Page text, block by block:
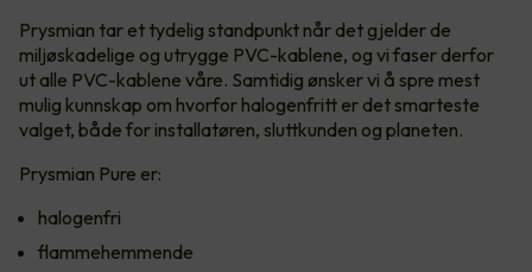
Prysmian tar et tydelig standpunkt når det gjelder de
miljøskadelige og utrygge PVC-kablene, og vi faser derfor
ut alle PVC-kablene våre. Samtidig ønsker vi å spre mest
mulig kunnskap om hvorfor halogenfritt er det smarteste
valget, både for installatøren, sluttkunden og planeten.
Prysmian Pure er:
halogenfri
flammehemmende